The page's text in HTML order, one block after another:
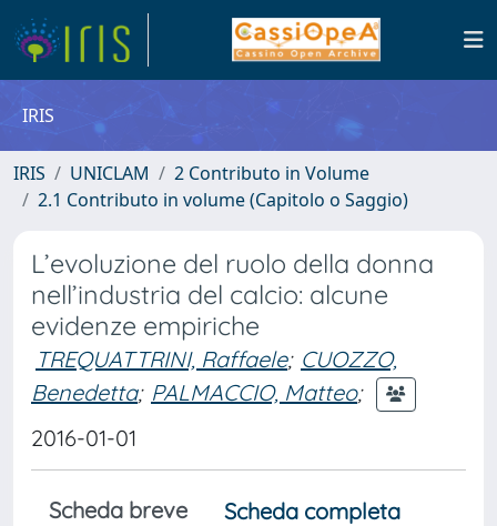
IRIS
IRIS UNICLAM
2 Contributo in Volume
2.1 Contributo in volume (Capitolo o Saggio)
L’evoluzione del ruolo della donna
nell’industria del calcio: alcune
evidenze empiriche
TREQUATTRINI, Raffaele; CUOZZO,
Benedetta; PALMACCIO, Matteo;
2016-01-01
Scheda breve
Scheda completa